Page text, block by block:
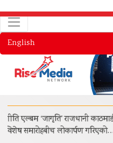
English
नेपालमा प्रोटोन
२९.९९ लाख